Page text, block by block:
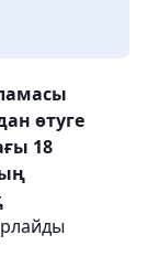
өтуге
18